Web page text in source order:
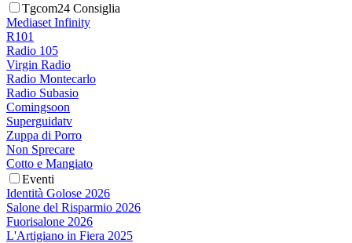
Tgcom24 Consiglia
Mediaset Infinity
R101
Radio 105
Virgin Radio
Radio Montecarlo
Radio Subasio
Comingsoon
Superguidatv
Zuppa di Porro
Non Sprecare
Cotto e Mangiato
Eventi
Identità Golose 2026
Salone del Risparmio 2026
Fuorisalone 2026
L'Artigiano in Fiera 2025